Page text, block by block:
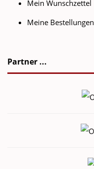
Mein Wunschzettel
Meine Bestellungen
Partner ...